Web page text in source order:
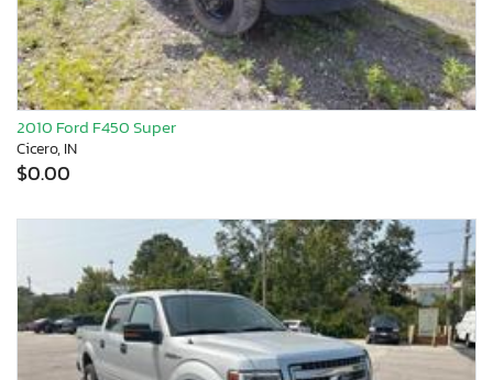
2010 Ford F450 Super
Cicero, IN
$0.00